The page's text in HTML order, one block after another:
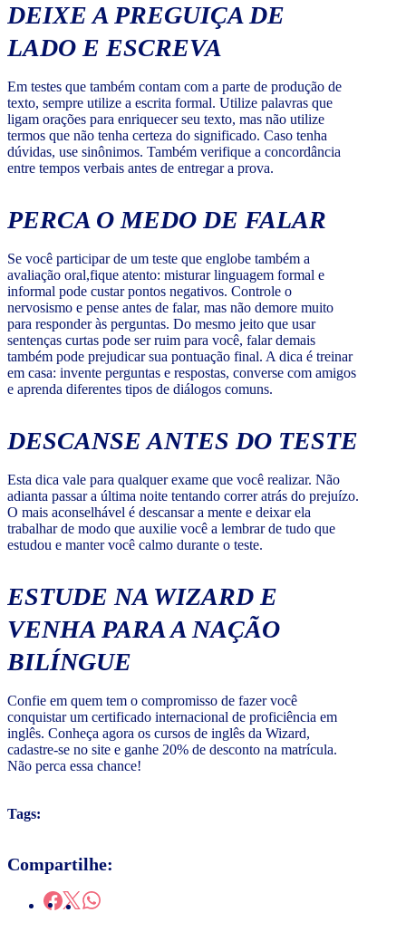
DEIXE A PREGUIÇA DE
LADO E ESCREVA
Em testes que também contam com a parte de produção de
texto, sempre utilize a escrita formal. Utilize palavras que
ligam orações para enriquecer seu texto, mas não utilize
termos que não tenha certeza do significado. Caso tenha
dúvidas, use sinônimos. Também verifique a concordância
entre tempos verbais antes de entregar a prova.
PERCA O MEDO DE FALAR
Se você participar de um teste que englobe também a
avaliação oral,fique atento: misturar linguagem formal e
informal pode custar pontos negativos. Controle o
nervosismo e pense antes de falar, mas não demore muito
para responder às perguntas. Do mesmo jeito que usar
sentenças curtas pode ser ruim para você, falar demais
também pode prejudicar sua pontuação final. A dica é treinar
em casa: invente perguntas e respostas, converse com amigos
e aprenda diferentes tipos de diálogos comuns.
DESCANSE ANTES DO TESTE
Esta dica vale para qualquer exame que você realizar. Não
adianta passar a última noite tentando correr atrás do prejuízo.
O mais aconselhável é descansar a mente e deixar ela
trabalhar de modo que auxilie você a lembrar de tudo que
estudou e manter você calmo durante o teste.
ESTUDE NA WIZARD E
VENHA PARA A NAÇÃO
BILÍNGUE
Confie em quem tem o compromisso de fazer você
conquistar um certificado internacional de proficiência em
inglês. Conheça agora os cursos de inglês da Wizard,
cadastre-se no site e ganhe 20% de desconto na matrícula.
Não perca essa chance!
Tags:
Compartilhe: